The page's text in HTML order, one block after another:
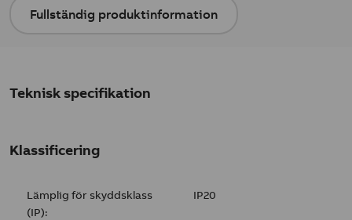
Fullständig produktinformation
Teknisk specifikation
Klassificering
Lämplig för skyddsklass
(IP):
IP20